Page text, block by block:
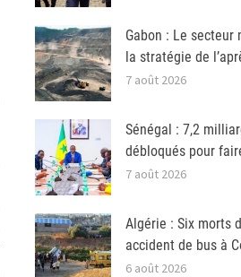
Gabon : Le
la stratégie de
7 août 2026
Sénégal : 7,2
débloqués pour
7 août 2026
Algérie : Six morts
accident de bus à
6 août 2026